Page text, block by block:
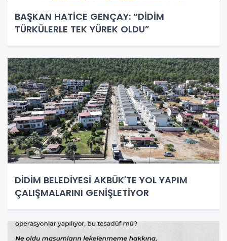
BAŞKAN HATİCE GENÇAY: “DİDİM
TÜRKÜLERLE TEK YÜREK OLDU”
DİDİM BELEDİYESİ AKBÜK'TE YOL YAPIM
ÇALIŞMALARINI GENİŞLETİYOR